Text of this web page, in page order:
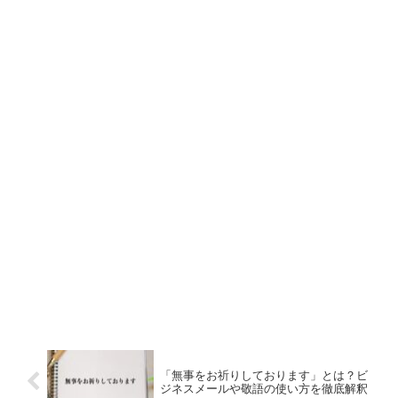
「無事をお祈りしております」とは？ビ
ジネスメールや敬語の使い方を徹底解釈